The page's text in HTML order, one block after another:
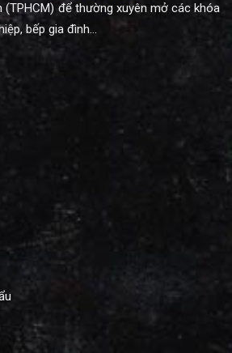
(TPHCM) để thường xuyên mở các khóa
bếp gia đình...